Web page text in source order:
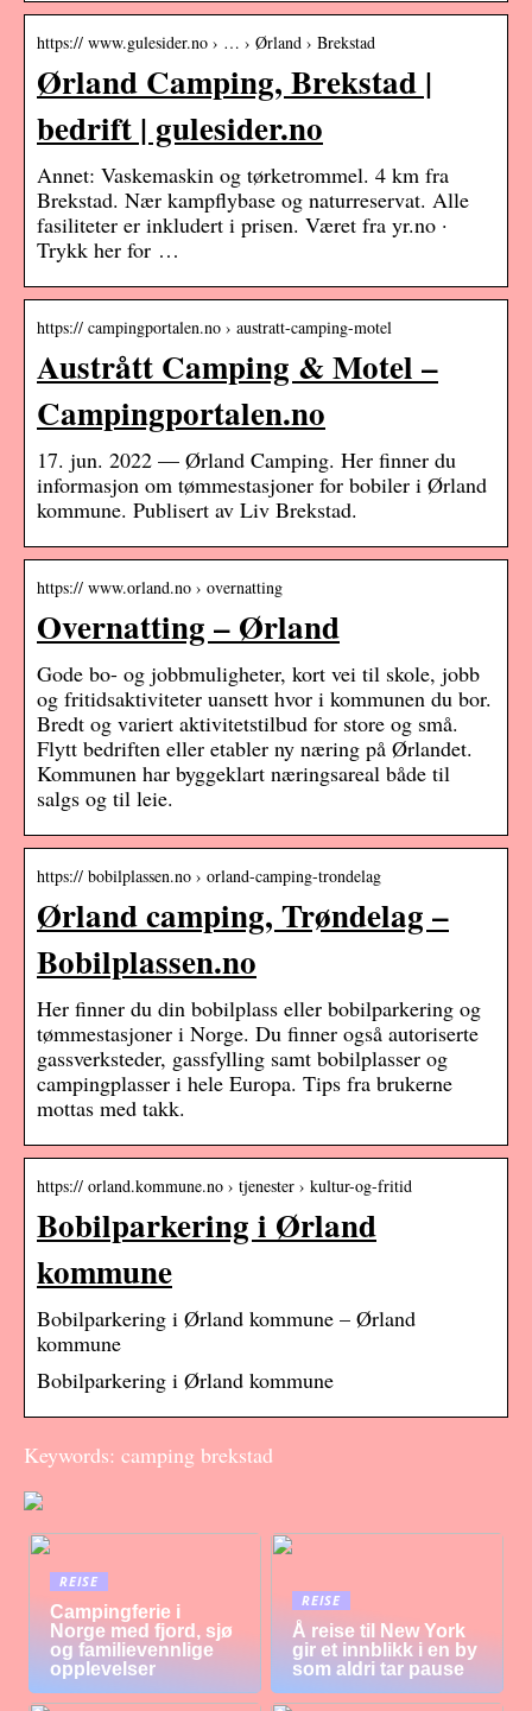
https:// www.gulesider.no › … › Ørland › Brekstad
Ørland Camping, Brekstad |
bedrift | gulesider.no
Annet: Vaskemaskin og tørketrommel. 4 km fra
Brekstad. Nær kampflybase og naturreservat. Alle
fasiliteter er inkludert i prisen. Været fra yr.no ·
Trykk her for …
https:// campingportalen.no › austratt-camping-motel
Austrått Camping & Motel –
Campingportalen.no
17. jun. 2022 — Ørland Camping. Her finner du
informasjon om tømmestasjoner for bobiler i Ørland
kommune. Publisert av Liv Brekstad.
https:// www.orland.no › overnatting
Overnatting – Ørland
Gode bo- og jobbmuligheter, kort vei til skole, jobb
og fritidsaktiviteter uansett hvor i kommunen du bor.
Bredt og variert aktivitetstilbud for store og små.
Flytt bedriften eller etabler ny næring på Ørlandet.
Kommunen har byggeklart næringsareal både til
salgs og til leie.
https:// bobilplassen.no › orland-camping-trondelag
Ørland camping, Trøndelag –
Bobilplassen.no
Her finner du din bobilplass eller bobilparkering og
tømmestasjoner i Norge. Du finner også autoriserte
gassverksteder, gassfylling samt bobilplasser og
campingplasser i hele Europa. Tips fra brukerne
mottas med takk.
https:// orland.kommune.no › tjenester › kultur-og-fritid
Bobilparkering i Ørland
kommune
Bobilparkering i Ørland kommune – Ørland
kommune
Bobilparkering i Ørland kommune
Keywords: camping brekstad
REISE
Campingferie i
Norge med fjord, sjø
og familievennlige
opplevelser
REISE
Å reise til New York
gir et innblikk i en by
som aldri tar pause